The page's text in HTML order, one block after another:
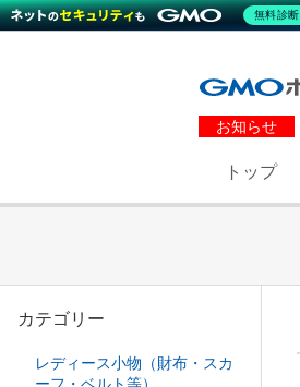
お知らせ
トップ
カテゴリー
レディース小物（財布・スカ
無料診断